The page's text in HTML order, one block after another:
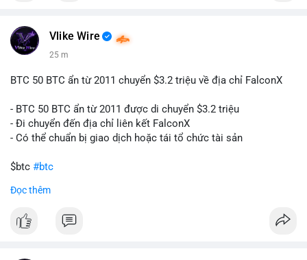
#160btc #vilanh #thanhkhoansan
📰 Nguồn: Cointelegraph
Vlike Wire
25 m
BTC 50 BTC ẩn từ 2011 chuyển $3.2 triệu về địa chỉ FalconX
- BTC 50 BTC ẩn từ 2011 được di chuyển $3.2 triệu
- Đi chuyển đến địa chỉ liên kết FalconX
- Có thể chuẩn bị giao dịch hoặc tái tổ chức tài sản
$btc #btc
#vlikevn
📰 Nguồn: CoinDesk
Đọc thêm